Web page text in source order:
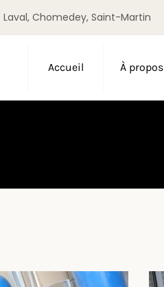
Laval, Chomedey, Saint-Martin
Accueil À propos